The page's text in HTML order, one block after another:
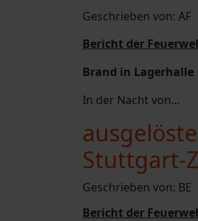
Geschrieben von: AF
Bericht der
Brand in Lagerhalle
In der Nacht von...
Stuttgart-
Geschrieben von: BE
Bericht der